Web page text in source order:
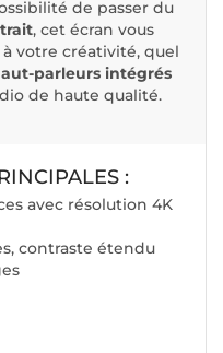
de passer du
, cet écran vous
votre créativité, quel
parleurs intégrés
de haute qualité.
:
avec résolution 4K
contraste étendu